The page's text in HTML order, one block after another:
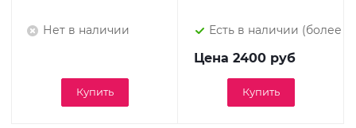
Нет в наличии
Купить
Есть в наличии (более 9)
Цена 2400 руб
Купить